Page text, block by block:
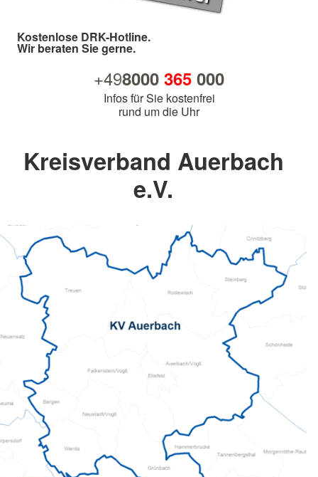
Kostenlose DRK-Hotline.
Wir beraten Sie gerne.
+498000 365 000
Infos für Sie kostenfrei
rund um die Uhr
Kreisverband Auerbach
e.V.